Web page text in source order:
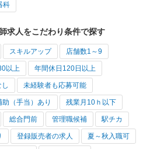
科
求人をこだわり条件で探す
スキルアップ 店舗数1～9
以上 年間休日120日以上
未経験者も応募可能
助（手当）あり 残業月10ｈ以下
総合門前 管理職候補 駅チカ
登録販売者の求人 夏～秋入職可